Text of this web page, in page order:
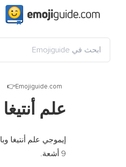
Emojiguide.com
علم
9 أشعة.